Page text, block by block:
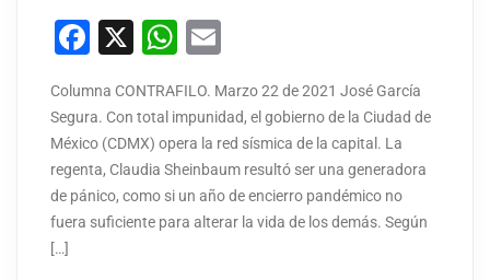
Facebook
X WhatsApp
Columna CONTRAFILO. Marzo 22 de 2021 José García
Segura. Con total impunidad, el gobierno de la Ciudad de
México (CDMX) opera la red sísmica de la capital. La
regenta, Claudia Sheinbaum resultó ser una generadora
de pánico, como si un año de encierro pandémico no
fuera suficiente para alterar la vida de los demás. Según
[…]